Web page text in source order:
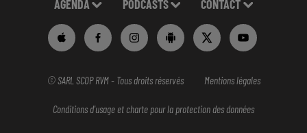
AGENDA PODCASTS CONTACT
© SARL SCOP RVM - Tous droits réservés Mentions légales
Conditions d'usage et charte pour la protection des données